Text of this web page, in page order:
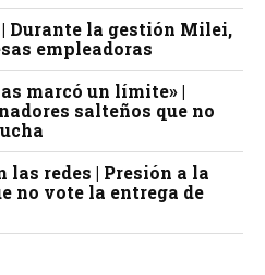
Durante la gestión Milei,
empleadoras
marcó un límite» |
salteños que no
las redes | Presión a la
no vote la entrega de